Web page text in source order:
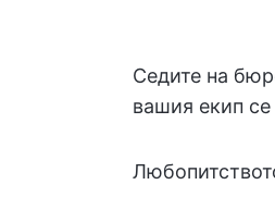
Седите на
вашия екип